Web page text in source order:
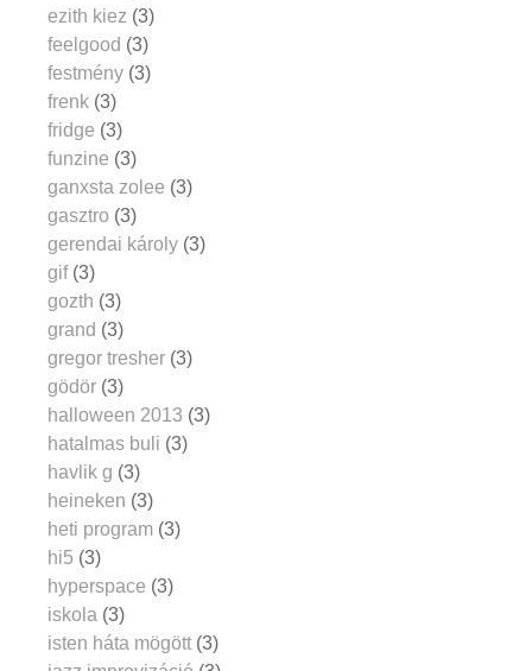
ezith kiez (3)
feelgood (3)
festmény (3)
frenk (3)
fridge (3)
funzine (3)
ganxsta zolee (3)
gasztro (3)
gerendai károly (3)
gif (3)
gozth (3)
grand (3)
gregor tresher (3)
gödör (3)
halloween 2013 (3)
hatalmas buli (3)
havlik g (3)
heineken (3)
heti program (3)
hi5 (3)
hyperspace (3)
iskola (3)
isten háta mögött (3)